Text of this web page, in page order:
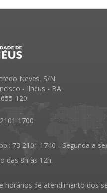
Neves, S/N
- Ilhéus - BA
120
1700
73 2101 1740 - Segunda a
das 8h às 12h.
horários de atendimento dos